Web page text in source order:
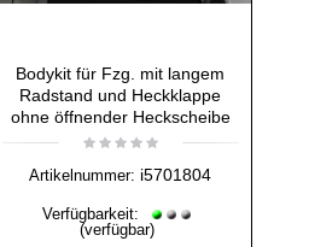
Bodykit für Fzg. mit langem
Radstand und Heckklappe
ohne öffnender Heckscheibe
Artikelnummer: i5701804
Verfügbarkeit:
(verfügbar)